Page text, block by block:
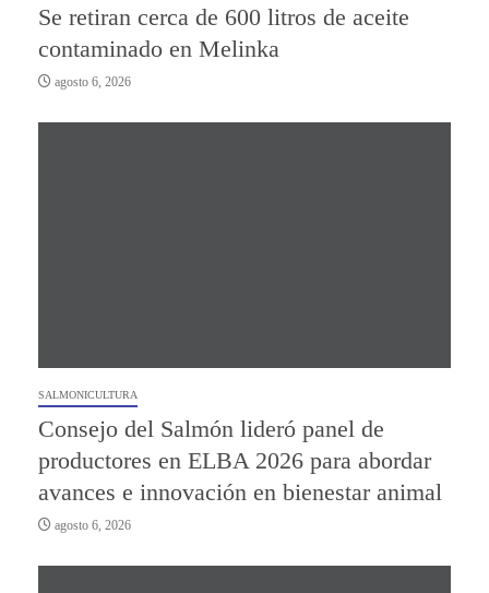
Se retiran cerca de 600 litros de aceite
contaminado en Melinka
agosto 6, 2026
SALMONICULTURA
Consejo del Salmón lideró panel de
productores en ELBA 2026 para abordar
avances e innovación en bienestar animal
agosto 6, 2026